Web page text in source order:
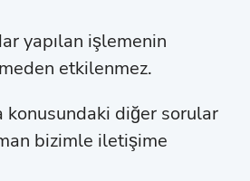
yapılan işlemenin
etkilenmez.
konusundaki diğer sorular
bizimle iletişime